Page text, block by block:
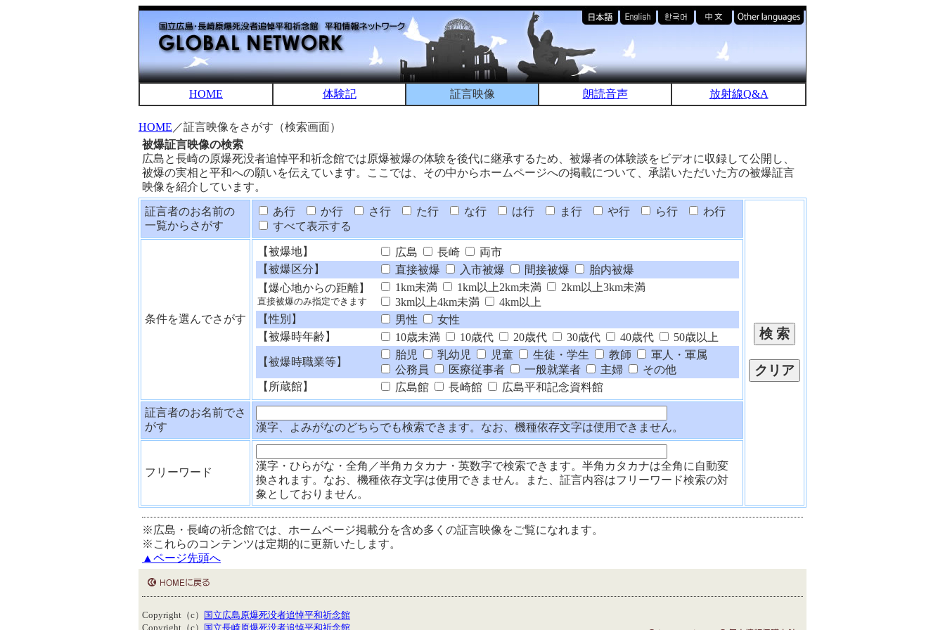
HOME 体験記 証言映像 朗読音声 放射線Q&A
HOME ／証言映像をさがす（検索画面）
被爆証言映像の検索
広島と長崎の原爆死没者追悼平和祈念館では原爆被爆の体験を後代に継承するため、被爆者の体験談をビデオに収録して公開し、
被爆の実相と平和への願いを伝えています。ここでは、その中からホームページへの掲載について、承諾いただいた方の被爆証言
映像を紹介しています。
証言者のお名前の
一覧からさがす
あ行 か行 さ行 た行 な行 は行 ま行 や行 ら行
わ行
すべて表示する
条件を選んでさがす
【被爆地】 広島 長崎
両市
【被爆区分】
直接被爆 入市被爆 間接被爆
胎内被爆
【爆心地からの距離】
直接被爆のみ指定できます
1km未満 1km以上2km未満
2km以上3km未満
3km以上4km未満
4km以上
【性別】
男性
女性
【被爆時年齢】
10歳未満 10歳代 20歳代 30歳代 40歳代 50歳以上
【被爆時職業等】
胎児 乳幼児 児童 生徒・学生 教師
軍人・軍属
公務員
医療従事者 一般就業者 主婦
その他
【所蔵館】
広島館 長崎館 広島平和記念資料館
証言者のお名前でさ
がす
漢字、よみがなのどちらでも検索できます。なお、機種依存文字は使用できません。
フリーワード
漢字・ひらがな・全角／半角カタカナ・英数字で検索できます。半角カタカナは全角に自動変
換されます。なお、機種依存文字は使用できません。また、証言内容はフリーワード検索の対
象としておりません。
※広島・長崎の祈念館では、ホームページ掲載分を含め多くの証言映像をご覧になれます。
※これらのコンテンツは定期的に更新いたします。
▲ページ先頭へ
Copyright（c）
国立広島原爆死没者追悼平和祈念館
Copyright（c）
国立長崎原爆死没者追悼平和祈念館